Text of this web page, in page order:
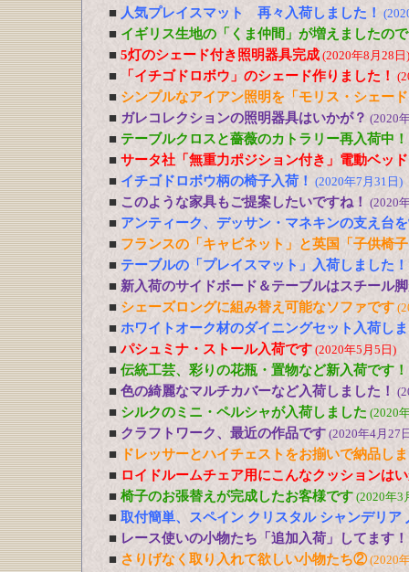
■ 人気プレイスマット 再々入荷しました！
■ イギリス生地の「くま仲間」が増えましたの
■ 5灯のシェード付き照明器具完成 (2020年8月28日)
■ 「イチゴドロボウ」のシェード作りました！
■ シンプルなアイアン照明を「モリス・シェー
■ ガレコレクションの照明器具はいかが？ (2020
■ テーブルクロスと薔薇のカトラリー再入荷中！
■ サータ社「無重力ポジション付き」電動ベッ
■ イチゴドロボウ柄の椅子入荷！ (2020年7月31日)
■ このような家具もご提案したいですね！ (2020
■ アンティーク、デッサン・マネキンの支え台
■ フランスの「キャビネット」と英国「子供椅
■ テーブルの「プレイスマット」入荷しました！
■ 新入荷のサイドボード＆テーブルはスチール
■ シェーズロングに組み替え可能なソファです
■ ホワイトオーク材のダイニングセット入荷し
■ パシュミナ・ストール入荷です (2020年5月5日)
■ 伝統工芸、彩りの花瓶・置物など新入荷です！
■ 色の綺麗なマルチカバーなど入荷しました！
■ シルクのミニ・ペルシャが入荷しました (2020
■ クラフトワーク、最近の作品です (2020年4月27
■
ドレッサーとハイチェストをお揃いで納品し
■ ロイドルームチェア用にこんなクッションは
■ 椅子のお張替えが完成したお客様です (2020年3
■ 取付簡単、スペイン クリスタル シャンデリア
■ レース使いの小物たち「追加入荷」してます！
■ さりげなく取り入れて欲しい小物たち②(2020